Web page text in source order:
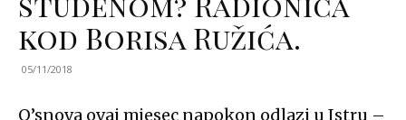
kod Borisa Ružića.
05/11/2018
O’snova ovaj mjesec napokon odlazi u Istru –